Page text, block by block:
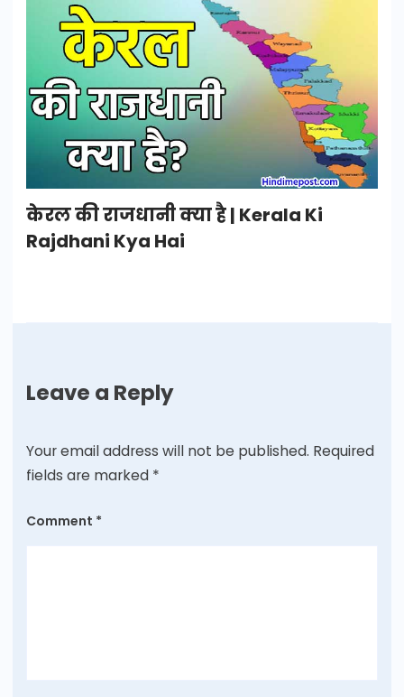
केरल की राजधानी क्या है | Kerala Ki
Rajdhani Kya Hai
Leave a Reply
Your email address will not be published. Required
fields are marked *
Comment *